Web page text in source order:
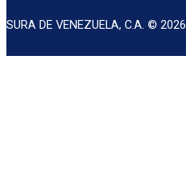
SURA DE VENEZUELA, C.A. © 2026